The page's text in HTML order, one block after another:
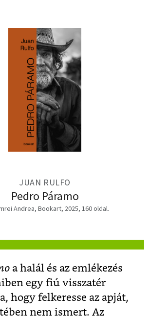
JUAN RULFO
Pedro Páramo
Andrea, Bookart, 2025, 160 oldal.
a halál és az emlékezés
egy fiú visszatér
hogy felkeresse az apját,
nem ismert. Az